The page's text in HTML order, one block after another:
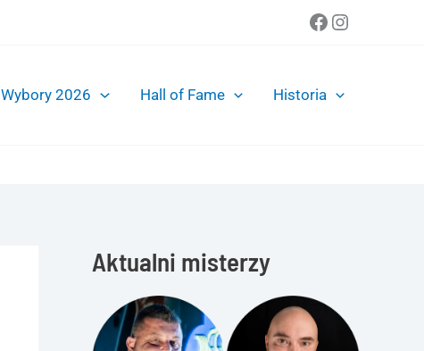
Facebook
Instagram
Wybory 2026 Hall of Fame Historia
Aktualni misterzy